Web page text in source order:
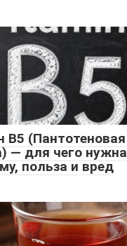
B5 (Пантотеновая
— для чего нужна
польза и вред